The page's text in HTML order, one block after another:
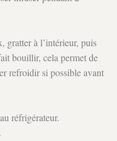
gratter à l’intérieur, puis
bouillir, cela permet de
refroidir si possible avant
réfrigérateur.